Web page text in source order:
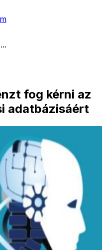
...
fog kérni az
adatbázisáért